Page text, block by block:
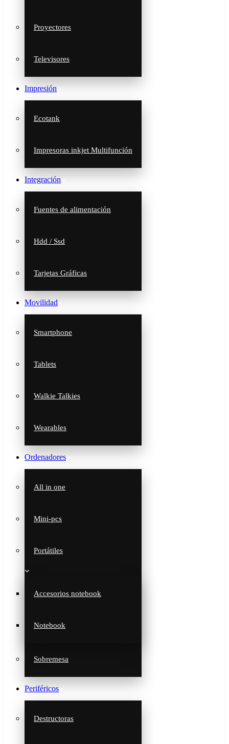
Proyectores
Televisores
Impresión
Ecotank
Impresoras inkjet Multifunción
Integración
Fuentes de alimentación
Hdd / Ssd
Tarjetas Gráficas
Movilidad
Smartphone
Tablets
Walkie Talkies
Wearables
Ordenadores
All in one
Mini-pcs
Portátiles
Accesorios notebook
Notebook
Sobremesa
Periféricos
Destructoras